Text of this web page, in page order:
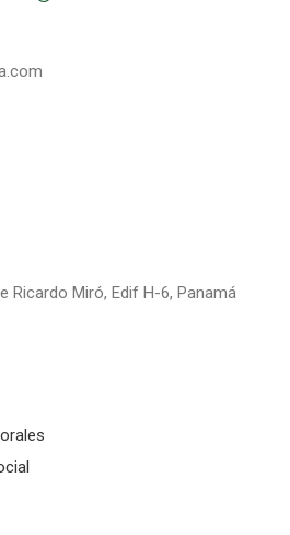
Ricardo Miró, Edif H-6, Panamá